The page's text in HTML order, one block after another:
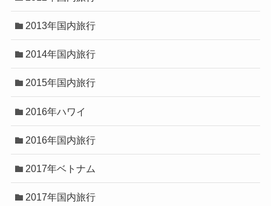
2013年国内旅行
2014年国内旅行
2015年国内旅行
2016年ハワイ
2016年国内旅行
2017年ベトナム
2017年国内旅行